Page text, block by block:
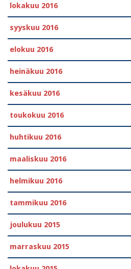
lokakuu 2016
syyskuu 2016
elokuu 2016
heinäkuu 2016
kesäkuu 2016
toukokuu 2016
huhtikuu 2016
maaliskuu 2016
helmikuu 2016
tammikuu 2016
joulukuu 2015
marraskuu 2015